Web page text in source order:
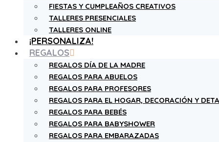
FIESTAS Y CUMPLEAÑOS CREATIVOS
TALLERES PRESENCIALES
TALLERES ONLINE
¡PERSONALIZA!
REGALOS
REGALOS DÍA DE LA MADRE
REGALOS PARA ABUELOS
REGALOS PARA PROFESORES
REGALOS PARA EL HOGAR, DECORACIÓN Y
REGALOS PARA BEBÉS
REGALOS PARA BABYSHOWER
REGALOS PARA EMBARAZADAS